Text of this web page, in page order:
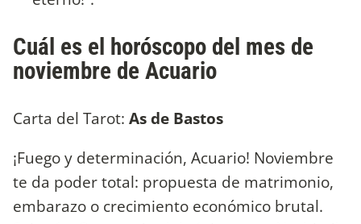
Cuál es el horóscopo del mes de
noviembre de Acuario
Carta del Tarot: As de Bastos
¡Fuego y determinación, Acuario! Noviembre
te da poder total: propuesta de matrimonio,
embarazo o crecimiento económico brutal.